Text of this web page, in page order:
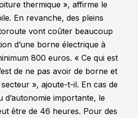
thermique », affirme le
En revanche, des pleins
vont coûter beaucoup
d’une borne électrique à
800 euros. « Ce qui est
de ne pas avoir de borne et
», ajoute-t-il. En cas de
d’autonomie importante, le
être de 46 heures. Pour des